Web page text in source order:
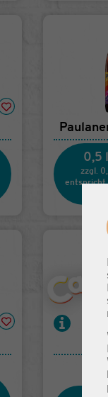
0,5 l
zzgl.
entspricht